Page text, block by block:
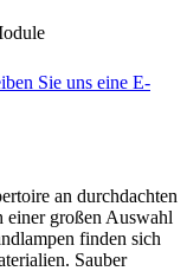
Sie uns eine E-
an durchdachten
einer großen Auswahl
finden sich
Sauber